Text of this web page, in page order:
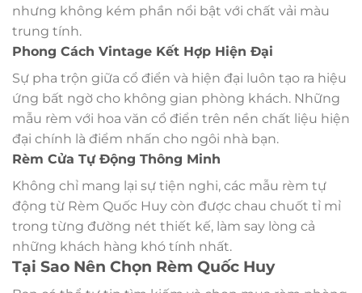
nhưng không kém phần nổi bật với chất vải màu
trung tính.
Phong Cách Vintage Kết Hợp Hiện Đại
Sự pha trộn giữa cổ điển và hiện đại luôn tạo ra hiệu
ứng bất ngờ cho không gian phòng khách. Những
mẫu rèm với hoa văn cổ điển trên nền chất liệu hiện
đại chính là điểm nhấn cho ngôi nhà bạn.
Rèm Cửa Tự Động Thông Minh
Không chỉ mang lại sự tiện nghi, các mẫu rèm tự
động từ Rèm Quốc Huy còn được chau chuốt tỉ mỉ
trong từng đường nét thiết kế, làm say lòng cả
những khách hàng khó tính nhất.
Tại Sao Nên Chọn Rèm Quốc Huy